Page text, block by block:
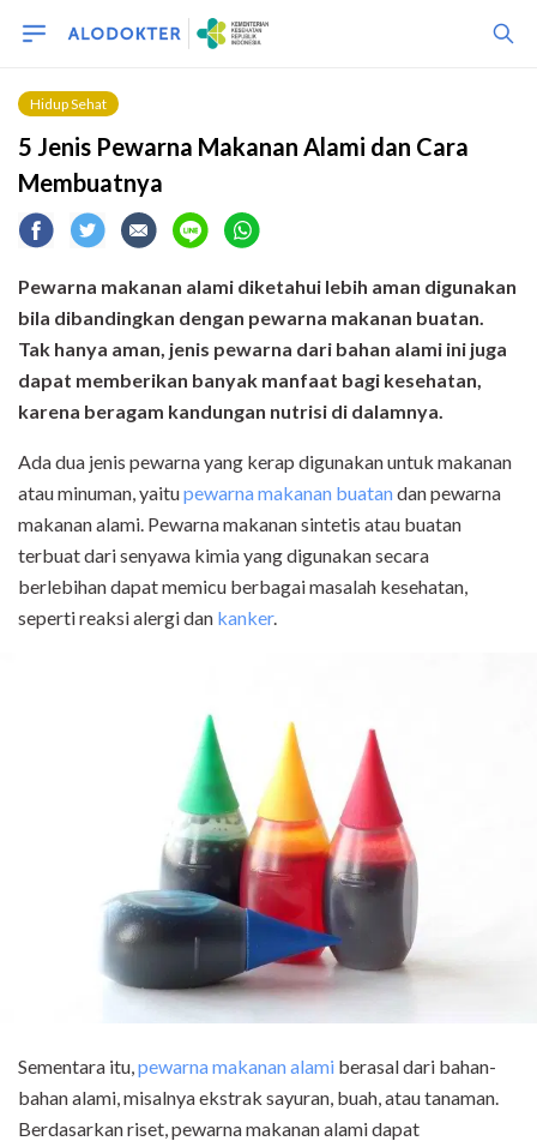
Hidup Sehat
5 Jenis Pewarna Makanan Alami dan Cara
Membuatnya
Pewarna makanan alami diketahui lebih aman digunakan
bila dibandingkan dengan pewarna makanan buatan.
Tak hanya aman, jenis pewarna dari bahan alami ini juga
dapat memberikan banyak manfaat bagi kesehatan,
karena beragam kandungan nutrisi di dalamnya.
Ada dua jenis pewarna yang kerap digunakan untuk makanan
atau minuman, yaitupewarna makanan buatandan pewarna
makanan alami. Pewarna makanan sintetis atau buatan
terbuat dari senyawa kimia yang digunakan secara
berlebihan dapat memicu berbagai masalah kesehatan,
seperti reaksi alergi dan kanker.
Sementara itu,pewarna makanan alami berasal dari bahan-
bahan alami, misalnya ekstrak sayuran, buah, atau tanaman.
Berdasarkan riset, pewarna makanan alami dapat